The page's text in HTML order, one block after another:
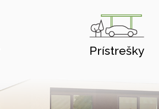
Prístrešky